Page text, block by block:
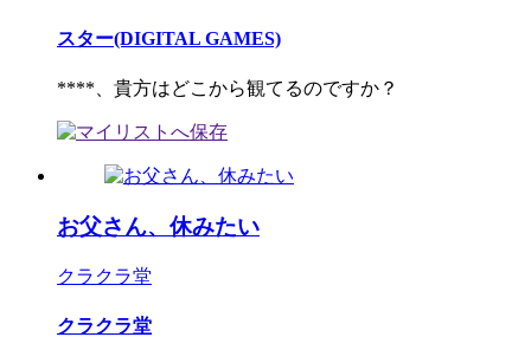
スター(DIGITAL GAMES)
****、貴方はどこから観てるのですか？
お父さん、休みたい
クラクラ堂
クラクラ堂